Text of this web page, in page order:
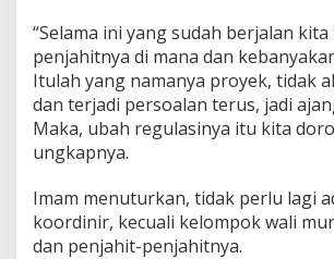
t
i
s
,
J
a
n
J
a
“Selama ini yang sudah berjalan
penjahitnya di mana dan
Itulah yang namanya proyek, tidak
dan terjadi persoalan terus, jadi
Maka, ubah regulasinya itu kita
ungkapnya.
Imam menuturkan, tidak perlu lagi
koordinir, kecuali kelompok wali
dan penjahit-penjahitnya.